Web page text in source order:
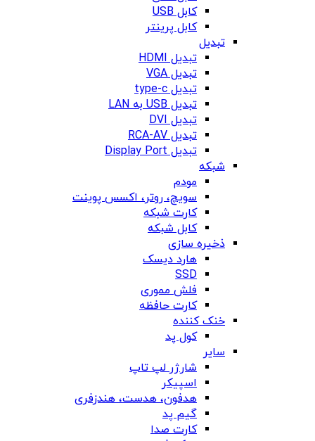
کابل USB
کابل پرینتر
تبدیل
تبدیل HDMI
تبدیل VGA
تبدیل type-c
تبدیل USB به LAN
تبدیل DVI
تبدیل RCA-AV
تبدیل Display Port
شبکه
مودم
سویچ، روتر، اکسس پوینت
کارت شبکه
کابل شبکه
ذخیره سازی
هارد دیسک
SSD
فلش مموری
کارت حافظه
خنک کننده
کول پد
سایر
شارژر لپ تاپ
اسپیکر
هدفون، هدست، هندزفری
گیم پد
کارت صدا